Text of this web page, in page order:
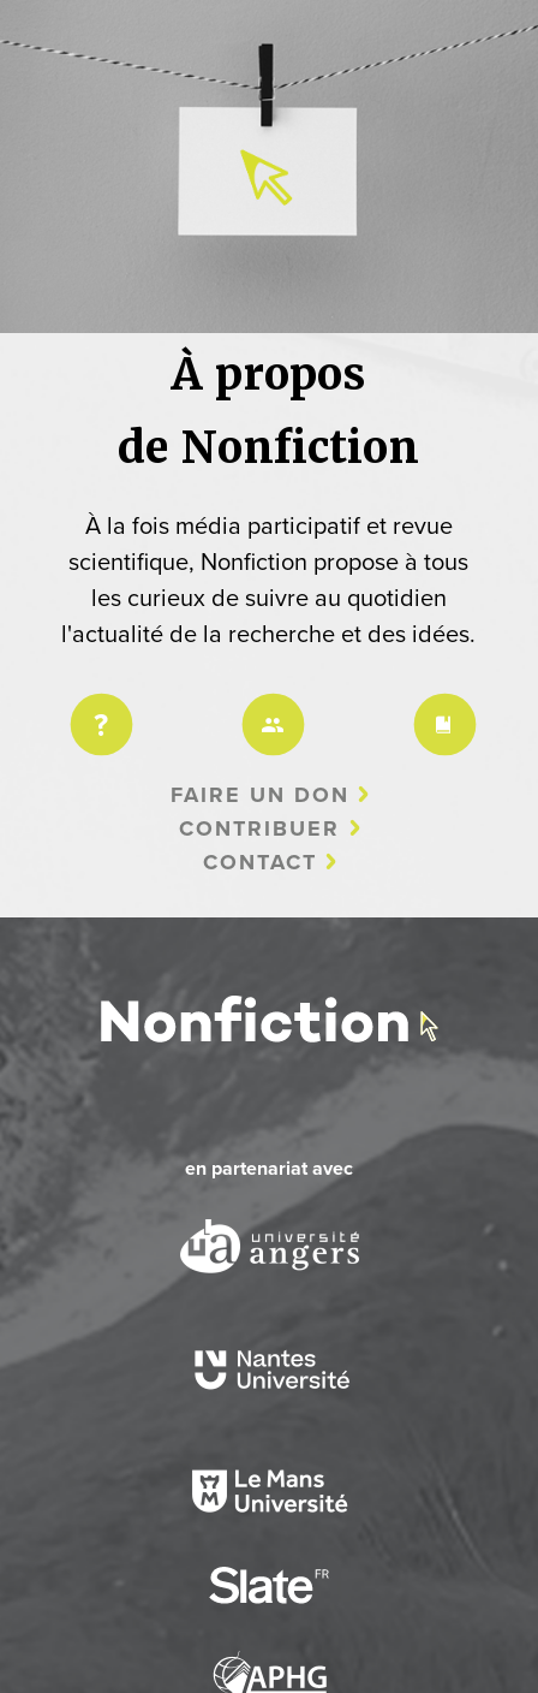
À propos
de Nonfiction
À la fois média participatif et revue
scientifique, Nonfiction propose à tous
les curieux de suivre au quotidien
l'actualité de la recherche et des idées.
FAIRE UN DON
CONTRIBUER
CONTACT
en partenariat avec